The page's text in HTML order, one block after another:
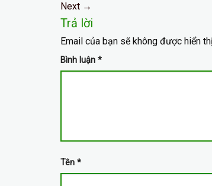
Next →
Trả lời
Email của bạn sẽ không được hiển
Bình luận *
Tên *